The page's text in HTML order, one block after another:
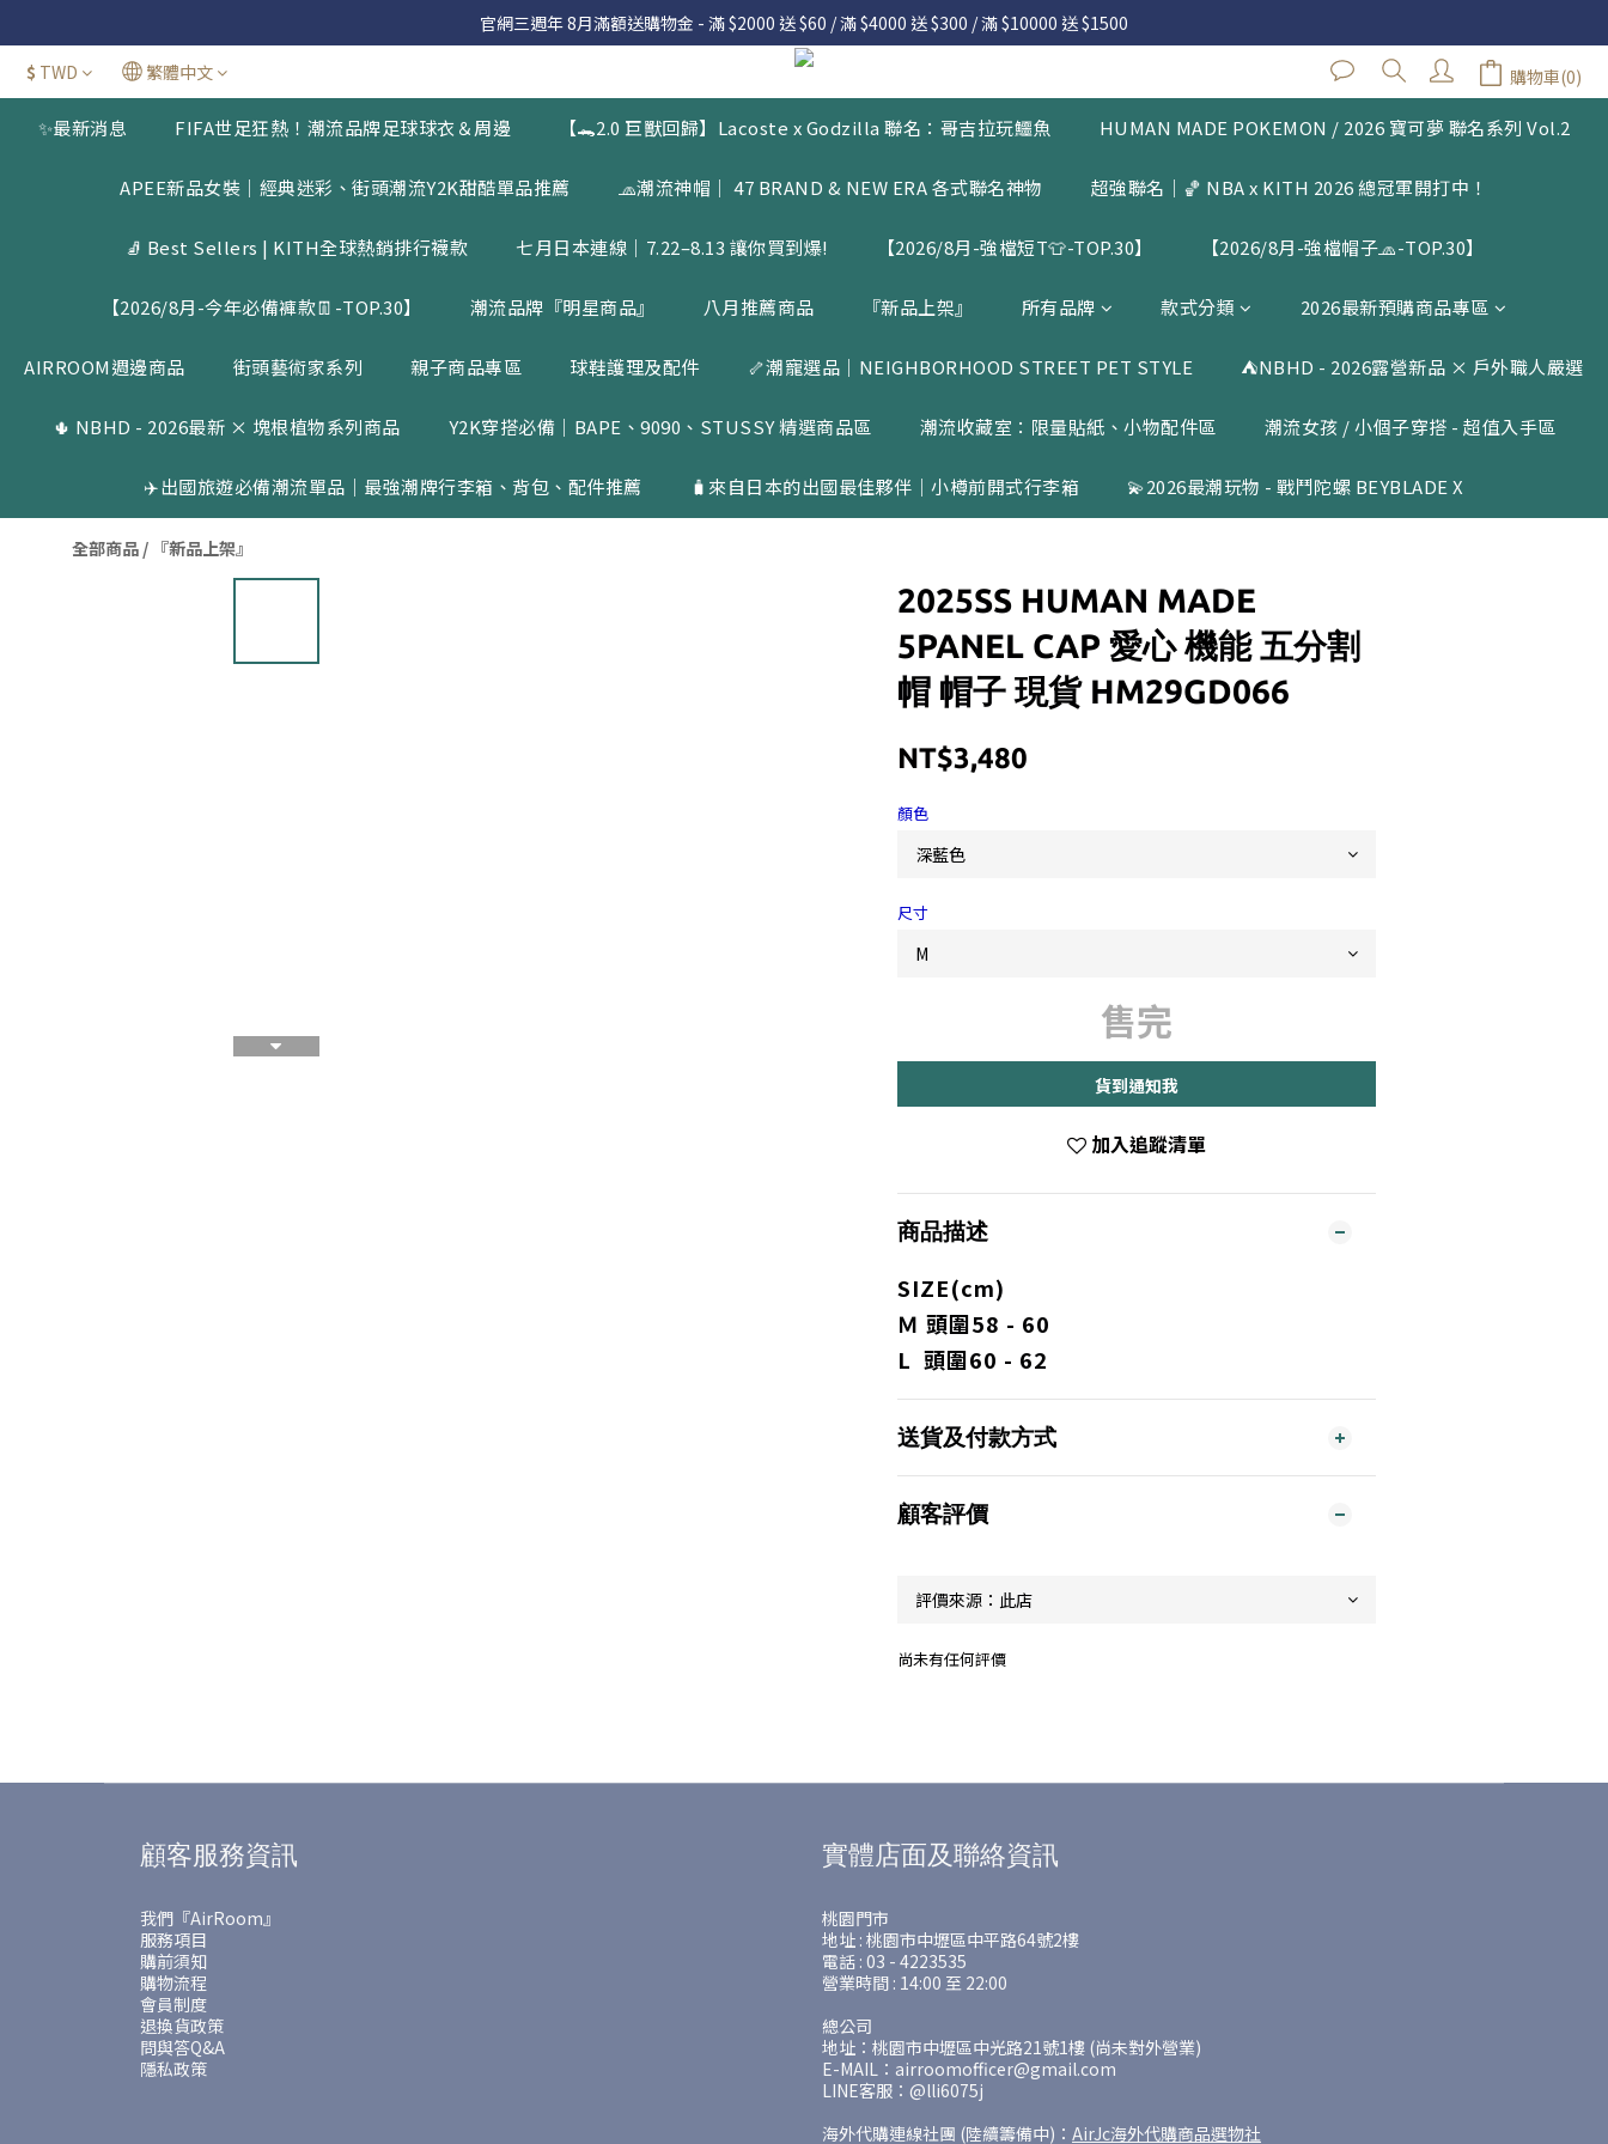
官網三週年 8月滿額送購物金 - 滿 $2000 送 $60 / 滿 $4000 送 $300 / 滿 $10000 送 $1500
官網三週年 8月滿額送購物金 - 滿 $2000 送 $60 / 滿 $4000 送 $300 / 滿 $10000 送 $1500
7.22 – 8.13 日本連線中，絕對讓你買到爆
新加入會員享有 $50購物金  |  消費滿$5000即可免運  |  會員好康制度請詳閱公告
$ TWD 繁體中文 購物車(0)
✨最新消息 FIFA世足狂熱！潮流品牌足球球衣＆周邊 【🐊2.0 巨獸回歸】Lacoste x Godzilla 聯名：哥吉拉玩鱷魚 HUMAN MADE POKEMON / 2026 寶可夢 聯名系列 Vol.2
APEE新品女裝｜經典迷彩、街頭潮流Y2K甜酷單品推薦 🧢潮流神帽｜ 47 BRAND & NEW ERA 各式聯名神物 超強聯名｜🏀 NBA x KITH 2026 總冠軍開打中！
🧦 Best Sellers | KITH全球熱銷排行襪款 七月日本連線｜7.22–8.13 讓你買到爆! 【2026/8月-強檔短T👕-TOP.30】 【2026/8月-強檔帽子🧢-TOP.30】
【2026/8月-今年必備褲款👖-TOP.30】 潮流品牌『明星商品』 八月推薦商品 『新品上架』 所有品牌 款式分類 2026最新預購商品專區
AIRROOM週邊商品 街頭藝術家系列 親子商品專區 球鞋護理及配件 🦴潮寵選品｜NEIGHBORHOOD STREET PET STYLE ⛺️NBHD - 2026露營新品 × 戶外職人嚴選
🌵 NBHD - 2026最新 × 塊根植物系列商品 Y2K穿搭必備｜BAPE、9090、STUSSY 精選商品區 潮流收藏室：限量貼紙、小物配件區 潮流女孩 / 小個子穿搭 - 超值入手區
✈️出國旅遊必備潮流單品｜最強潮牌行李箱、背包、配件推薦 🧳來自日本的出國最佳夥伴｜小樽前開式行李箱 💫2026最潮玩物 - 戰鬥陀螺 BEYBLADE X
全部商品 / 『新品上架』
2025SS HUMAN MADE
5PANEL CAP 愛心 機能 五分割
帽 帽子 現貨 HM29GD066
NT$3,480
顏色
尺寸
售完
貨到通知我
加入追蹤清單
商品描述
SIZE(cm)
Ｍ 頭圍58 - 60
L 頭圍60 - 62
送貨及付款方式
顧客評價
尚未有任何評價
顧客服務資訊
我們『AirRoom』
服務項目
購前須知
購物流程
會員制度
退換貨政策
問與答Q&A
隱私政策
實體店面及聯絡資訊
桃園門市
地址 : 桃園市中壢區中平路64號2樓
電話 : 03 - 4223535
營業時間 : 14:00 至 22:00
總公司
地址：桃園市中壢區中光路21號1樓 (尚未對外營業)
E-MAIL：airroomofficer@gmail.com
LINE客服：@lli6075j
海外代購連線社團 (陸續籌備中)： AirJc海外代購商品選物社